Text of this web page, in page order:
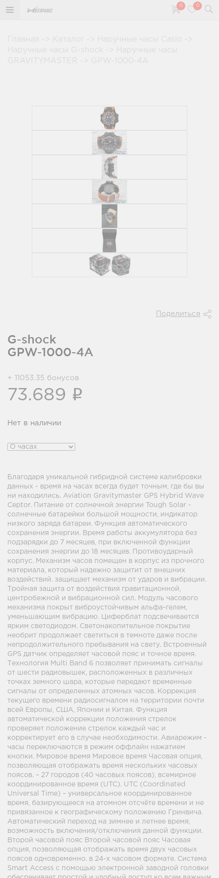
0 0
Поделиться
G-shock
GPW-1000-4A
+ 11053.35 бонусов
73.689 i
Нет в наличии
Благодаря уникальной гибридной системе калибровки
данных - время на часах всегда будет точным, где бы вы
ни находились. Aviation Gravitymaster GPS Hybrid Wave
Ceptor. Питание от солнечной энергии Tough Solar -
солнечные батарейки большой мощности, индикатор
низкого заряда батареи. Функция автоматического
сохранения энергии. Время работы аккумулятора без
подзарядки до 7 месяцев, при включенной функции
сохранения энергии до 18 месяцев. Противоударный
корпус. Механизм часов помещен в корпус из прочного
материала, который надежно защитит от внешних
воздействий. защищает механизм от ударов и вибрации.
Тройная защита от воздействия гравитационной,
центробежной и вибрационной сил. Модуль часового
механизма покрыт виброустойчивым альфа-гелем,
уменьшающим вибрацию. Циферблат подсвечивается
ярким светодиодом. Светонакопительное покрытие
необрит продолжает светиться в темноте даже после
непродолжительного пребывания на свету. Встроенный
GPS датчик определяет часовой пояс и точное время.
Технология Multi Band 6 позволяет принимать сигналы
от шести радиовышек, расположенных в различных
точках земного шара, которые передают временные
сигналы от определенных атомных часов. Коррекция
текущего времени радиосигналом на территории почти
всей Европы, США, Японии и Китая. Функция
автоматической коррекции положения стрелок
проверяет положение стрелок каждый час и
корректирует его в случае необходимости. Авиарежим -
часы переключаются в режим оффлайн нажатием
кнопки. Мировое время Мировое время Часовая опция,
позволяющая отображать время нескольких часовых
поясов. – 27 городов (40 часовых поясов), всемирное
координированное время (UTC). UTC (Coordinated
Universal Time) – универсальное координированное
время, базирующееся на атомном отсчёте времени и не
привязанное к географическому положению Гринвича.
Автоматический переход на зимнее и летнее время,
возможность включения/отключения данной функции.
Второй часовой пояс Второй часовой пояс Часовая
опция, позволяющая отображать время двух часовых
поясов одновременно. в 24-х часовом формате. Система
Smart Access с помощью электронной заводной головки